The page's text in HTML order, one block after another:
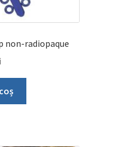
non-radiopaque